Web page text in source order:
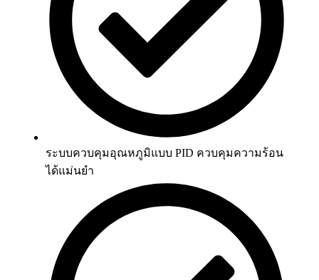
ระบบควบคุมอุณหภูมิแบบ PID ควบคุมความร้อน
ได้แม่นยำ